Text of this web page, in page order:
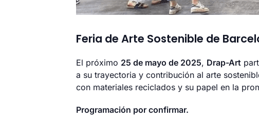
Feria de Arte Sostenible de
El próximo 25 de mayo de 2025, Drap-Art
a su trayectoria y contribución al arte
con materiales reciclados y su papel en la
Programación por confirmar.